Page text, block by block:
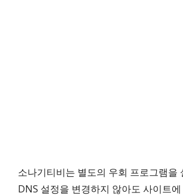
소나기티비는 별도의 우회 프로그램을
DNS 설정을 변경하지 않아도 사이트